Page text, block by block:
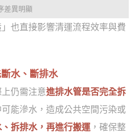
差異明顯
也直接影響清運流程效率與費
水、斷排水
仍需注意進排水管是否完全拆
能滲水，造成公共空間污染或
拆排水，再進行搬運，確保整